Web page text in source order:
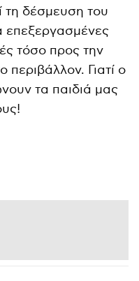
τη δέσμευση του
επεξεργασμένες
τόσο προς την
περιβάλλον. Γιατί ο
τα παιδιά μας